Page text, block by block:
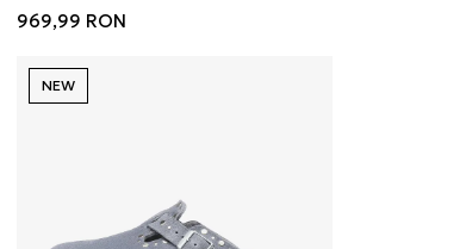
969,99 RON
NEW